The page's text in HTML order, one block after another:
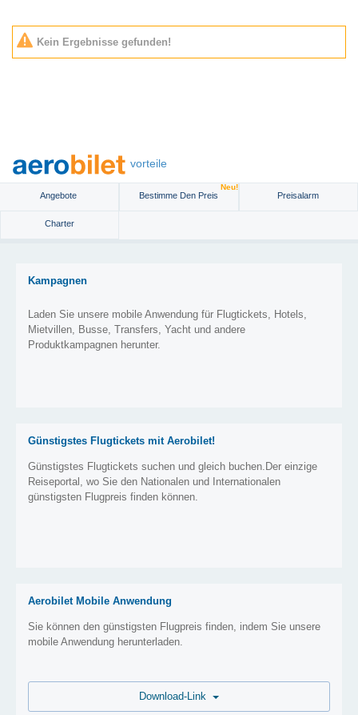
Kein Ergebnisse gefunden!
vorteile
Angebote Bestimme Den Preis
Neu!
Preisalarm
Charter
Kampagnen
Laden Sie unsere mobile Anwendung für Flugtickets, Hotels,
Mietvillen, Busse, Transfers, Yacht und andere
Produktkampagnen herunter.
Günstigstes Flugtickets mit Aerobilet!
Günstigstes Flugtickets suchen und gleich buchen.Der einzige
Reiseportal, wo Sie den Nationalen und Internationalen
günstigsten Flugpreis finden können.
Aerobilet Mobile Anwendung
Sie können den günstigsten Flugpreis finden, indem Sie unsere
mobile Anwendung herunterladen.